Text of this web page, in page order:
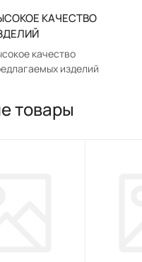
КАЧЕСТВО
качество
изделий
товары